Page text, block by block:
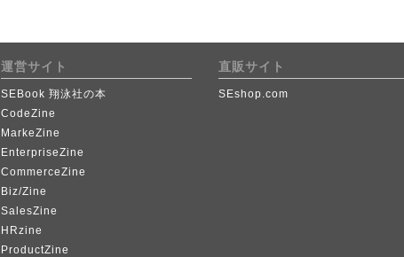
運営サイト
SEBook 翔泳社の本
CodeZine
MarkeZine
EnterpriseZine
CommerceZine
Biz/Zine
SalesZine
HRzine
ProductZine
直販サイト
SEshop.com